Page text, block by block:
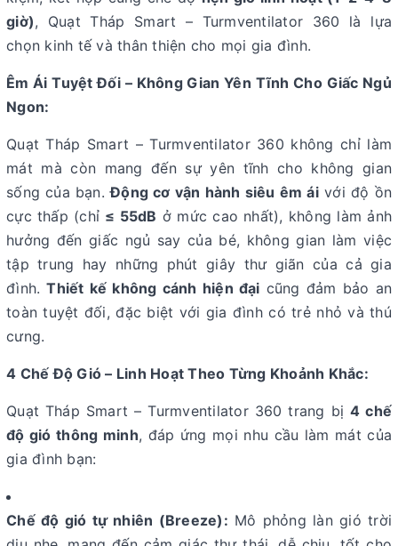
giờ), Quạt Tháp Smart – Turmventilator 360 là lựa
chọn kinh tế và thân thiện cho mọi gia đình.
Êm Ái Tuyệt Đối – Không Gian Yên Tĩnh Cho Giấc Ngủ
Ngon:
Quạt Tháp Smart – Turmventilator 360 không chỉ làm
mát mà còn mang đến sự yên tĩnh cho không gian
sống của bạn.Động cơ vận hành siêu êm áivới độ ồn
cực thấp (chỉ ≤ 55dB ở mức cao nhất), không làm ảnh
hưởng đến giấc ngủ say của bé, không gian làm việc
tập trung hay những phút giây thư giãn của cả gia
đình.Thiết kế không cánh hiện đại cũng đảm bảo an
toàn tuyệt đối, đặc biệt với gia đình có trẻ nhỏ và thú
cưng.
4 Chế Độ Gió – Linh Hoạt Theo Từng Khoảnh Khắc:
Quạt Tháp Smart – Turmventilator 360 trang bị4 chế
độ gió thông minh, đáp ứng mọi nhu cầu làm mát của
gia đình bạn:
Chế độ gió tự nhiên (Breeze): Mô phỏng làn gió trời